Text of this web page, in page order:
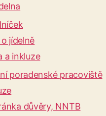
jídelně
a inkluze
poradenské pracoviště
důvěry, NNTB